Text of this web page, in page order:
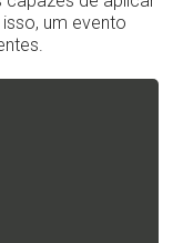
um evento